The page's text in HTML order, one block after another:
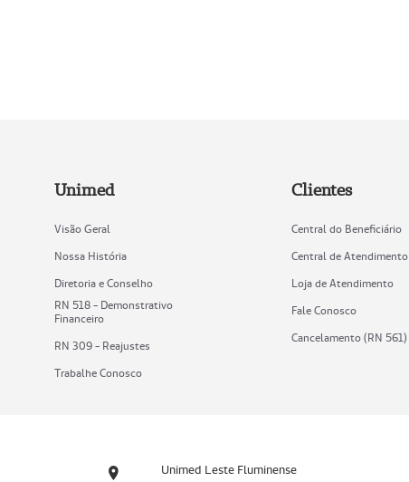
Unimed
Visão Geral
Nossa História
Diretoria e Conselho
RN 518 - Demonstrativo
Financeiro
RN 309 - Reajustes
Trabalhe Conosco
Clientes
Central do Beneficiário
Central de Atendimento
Loja de Atendimento
Fale Conosco
Cancelamento (RN 561)
Unimed Leste Fluminense